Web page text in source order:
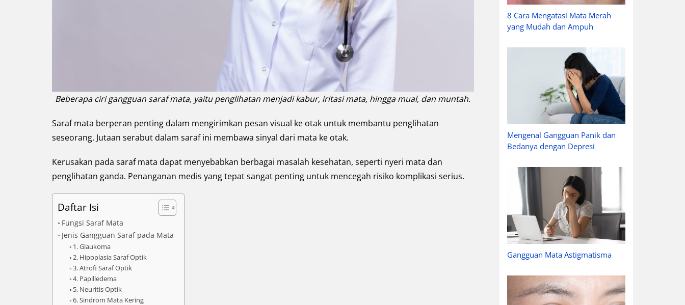
Beberapa ciri gangguan saraf mata, yaitu penglihatan menjadi kabur, iritasi mata, hingga mual, dan muntah.
Saraf mata berperan penting dalam mengirimkan pesan visual ke otak untuk membantu penglihatan
seseorang. Jutaan serabut dalam saraf ini membawa sinyal dari mata ke otak.
Kerusakan pada saraf mata dapat menyebabkan berbagai masalah kesehatan, seperti nyeri mata dan
penglihatan ganda. Penanganan medis yang tepat sangat penting untuk mencegah risiko komplikasi serius.
Daftar Isi
Fungsi Saraf Mata
Jenis Gangguan Saraf pada Mata
1. Glaukoma
2. Hipoplasia Saraf Optik
3. Atrofi Saraf Optik
4. Papilledema
5. Neuritis Optik
6. Sindrom Mata Kering
8 Cara Mengatasi Mata Merah
yang Mudah dan Ampuh
Mengenal Gangguan Panik dan
Bedanya dengan Depresi
Gangguan Mata Astigmatisma